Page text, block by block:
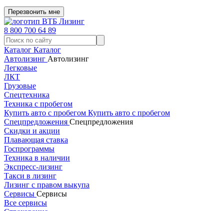
Перезвонить мне
8 800 700 64 89
Каталог Каталог
Автолизинг Автолизинг
Легковые
ЛКТ
Грузовые
Спецтехника
Техника с пробегом
Купить авто с пробегом Купить авто с пробегом
Спецпредложения Спецпредложения
Скидки и акции
Плавающая ставка
Госпрограммы
Техника в наличии
Экспресс-лизинг
Такси в лизинг
Лизинг с правом выкупа
Сервисы Сервисы
Все сервисы